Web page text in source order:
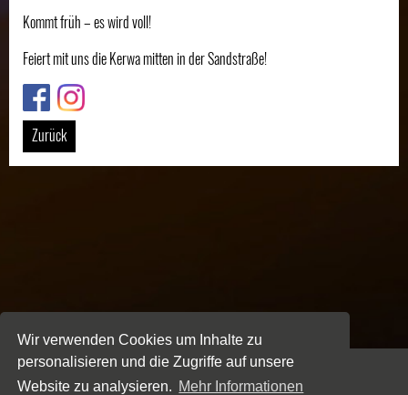
Wir verwenden Cookies um Inhalte zu
personalisieren und die Zugriffe auf unsere
Website zu analysieren. Mehr Informationen
Kommt früh – es wird voll!
Feiert mit uns die Kerwa mitten in der Sandstraße!
Link
Link
Zurück